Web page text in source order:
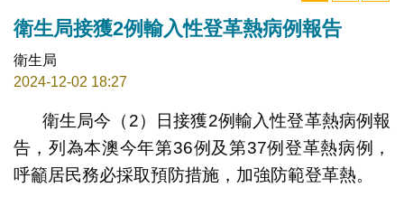
衛生局接獲2例輸入性登革熱病例報告
衛生局
2024-12-02 18:27
衛生局今（2）日接獲2例輸入性登革熱病例報
告，列為本澳今年第36例及第37例登革熱病例，
呼籲居民務必採取預防措施，加強防範登革熱。